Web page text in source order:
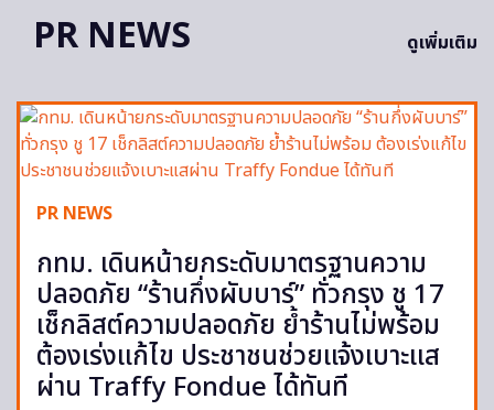
PR NEWS ดูเพิ่มเติม
PR NEWS
กทม. เดินหน้ายกระดับมาตรฐานความ
ปลอดภัย “ร้านกึ่งผับบาร์” ทั่วกรุง ชู 17
เช็กลิสต์ความปลอดภัย ย้ำร้านไม่พร้อม
ต้องเร่งแก้ไข ประชาชนช่วยแจ้งเบาะแส
ผ่าน Traffy Fondue ได้ทันที